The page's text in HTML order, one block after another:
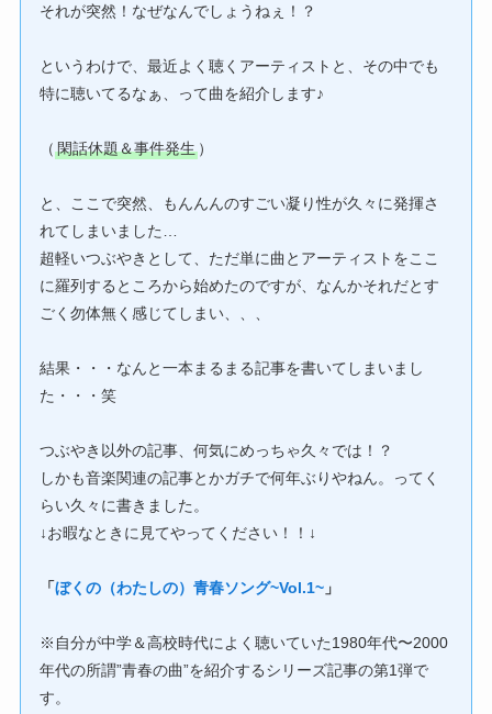
それが突然！なぜなんでしょうねぇ！？
というわけで、最近よく聴くアーティストと、その中でも
特に聴いてるなぁ、って曲を紹介します♪
（閑話休題＆事件発生 ）
と、ここで突然、もんんんのすごい凝り性が久々に発揮さ
れてしまいました…
超軽いつぶやきとして、ただ単に曲とアーティストをここ
に羅列するところから始めたのですが、なんかそれだとす
ごく勿体無く感じてしまい、、、
結果・・・なんと一本まるまる記事を書いてしまいまし
た・・・笑
つぶやき以外の記事、何気にめっちゃ久々では！？
しかも音楽関連の記事とかガチで何年ぶりやねん。ってく
らい久々に書きました。
↓お暇なときに見てやってください！！↓
「ぼくの（わたしの）青春ソング~Vol.1~ 」
※自分が中学＆高校時代によく聴いていた1980年代〜2000
年代の所謂”青春の曲”を紹介するシリーズ記事の第1弾で
す。